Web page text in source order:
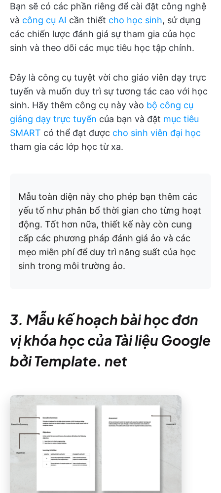
Bạn sẽ có các phần riêng để cài đặt công nghệ
và công cụ AI cần thiết cho học sinh, sử dụng
các chiến lược đánh giá sự tham gia của học
sinh và theo dõi các mục tiêu học tập chính.
Đây là công cụ tuyệt vời cho giáo viên dạy trực
tuyến và muốn duy trì sự tương tác cao với học
sinh. Hãy thêm công cụ này vào bộ công cụ
giảng dạy trực tuyến của bạn và đặt mục tiêu
SMART có thể đạt được cho sinh viên đại học
tham gia các lớp học từ xa.
Mẫu toàn diện này cho phép bạn thêm các
yếu tố như phân bổ thời gian cho từng hoạt
động. Tốt hơn nữa, thiết kế này còn cung
cấp các phương pháp đánh giá ảo và các
mẹo miễn phí để duy trì năng suất của học
sinh trong môi trường ảo.
3. Mẫu kế hoạch bài học đơn
vị khóa học của Tài liệu Google
bởi Template. net